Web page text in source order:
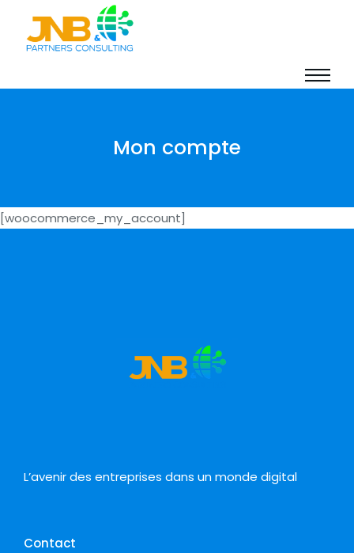
Mon compte
[woocommerce_my_account]
L’avenir des entreprises dans un monde digital
Contact